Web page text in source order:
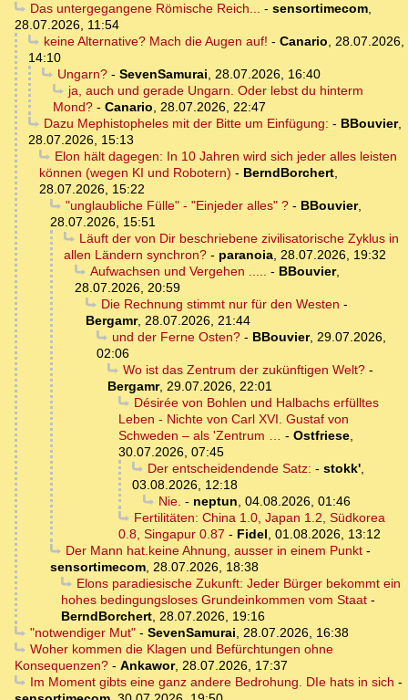
Das untergegangene Römische Reich... - sensortimecom,
28.07.2026, 11:54
keine Alternative? Mach die Augen auf! - Canario, 28.07.2026,
14:10
Ungarn?- SevenSamurai, 28.07.2026, 16:40
ja, auch und gerade Ungarn. Oder lebst du hinterm
Mond? - Canario, 28.07.2026, 22:47
Dazu Mephistopheles mit der Bitte um Einfügung: - BBouvier,
28.07.2026, 15:13
Elon hält dagegen: In 10 Jahren wird sich jeder alles leisten
können (wegen KI und Robotern) - BerndBorchert,
28.07.2026, 15:22
"unglaubliche Fülle" - "Einjeder alles" ?- BBouvier,
28.07.2026, 15:51
Läuft der von Dir beschriebene zivilisatorische Zyklus in
allen Ländern synchron? - paranoia, 28.07.2026, 19:32
Aufwachsen und Vergehen ..... - BBouvier,
28.07.2026, 20:59
Die Rechnung stimmt nur für den Westen -
Bergamr, 28.07.2026, 21:44
und der Ferne Osten?- BBouvier, 29.07.2026,
02:06
Wo ist das Zentrum der zukünftigen Welt?-
Bergamr, 29.07.2026, 22:01
Désirée von Bohlen und Halbachs erfülltes
Leben - Nichte von Carl XVI. Gustaf von
Schweden – als 'Zentrum … - Ostfriese,
30.07.2026, 07:45
Der entscheidendende Satz: - stokk',
03.08.2026, 12:18
Nie. - neptun, 04.08.2026, 01:46
Fertilitäten: China 1.0, Japan 1.2, Südkorea
0.8, Singapur 0.87 - Fidel, 01.08.2026, 13:12
Der Mann hat.keine Ahnung, ausser in einem Punkt-
sensortimecom, 28.07.2026, 18:38
Elons paradiesische Zukunft: Jeder Bürger bekommt ein
hohes bedingungsloses Grundeinkommen vom Staat -
BerndBorchert, 28.07.2026, 19:16
"notwendiger Mut"- SevenSamurai, 28.07.2026, 16:38
Woher kommen die Klagen und Befürchtungen ohne
Konsequenzen? - Ankawor, 28.07.2026, 17:37
Im Moment gibts eine ganz andere Bedrohung. DIe hats in sich -